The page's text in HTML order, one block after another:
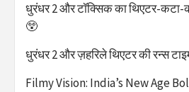
धुरंधर 2 और टॉक्सिक का थिएटर-कटा-
😲
धुरंधर 2 और ज़हरिले थिएटर की रन्स
Filmy Vision: India’s New Age